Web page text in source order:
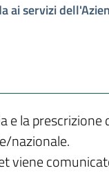
ai servizi
e la
nazionale.
viene